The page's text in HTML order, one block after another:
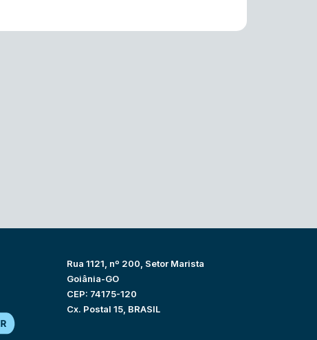
Rua 1121, nº 200, Setor Marista
Goiânia-GO
CEP: 74175-120
Cx. Postal 15, BRASIL